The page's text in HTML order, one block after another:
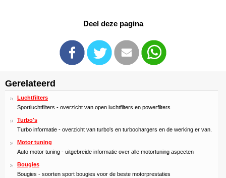
Deel deze pagina
Gerelateerd
Luchtfilters
Sportluchtfilters - overzicht van open luchtfilters en powerfilters
Turbo's
Turbo informatie - overzicht van turbo's en turbochargers en de werking er van.
Motor tuning
Auto motor tuning - uitgebreide informatie over alle motortuning aspecten
Bougies
Bougies - soorten sport bougies voor de beste motorprestaties